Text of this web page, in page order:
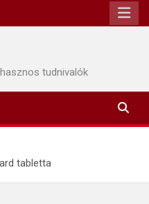
tudnivalók
tabletta